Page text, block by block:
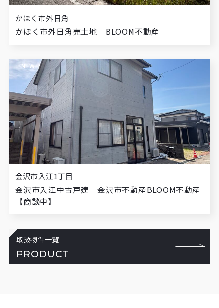
かほく市外日角
かほく市外日角売土地 BLOOM不動産
金沢市入江1丁目
金沢市入江中古戸建 金沢市不動産BLOOM不動産
【商談中】
NEW
取扱物件一覧
PRODUCT